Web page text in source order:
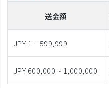
送金額
JPY 1 ~ 599,999
JPY 600,000 ~ 1,000,000